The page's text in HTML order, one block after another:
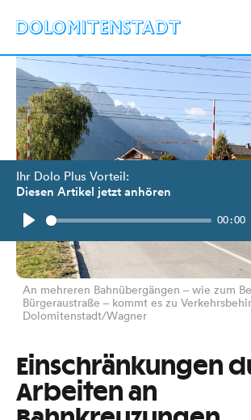
Ihr Dolo Plus Vorteil:
Diesen Artikel jetzt anhören
Play
00:00
An mehreren Bahnübergängen – wie zum
Bürgeraustraße – kommt es zu
Dolomitenstadt/Wagner
Einschränkungen
Arbeiten an